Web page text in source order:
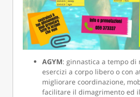
AGYM: ginnastica a tempo di
esercizi a corpo libero o con
migliorare coordinazione,
facilitare il dimagrimento ed